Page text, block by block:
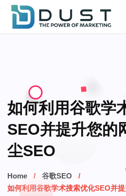
如何利用谷歌学
SEO并提升您的
尘SEO
Home
谷歌SEO
如何利用谷歌学术搜索优化SEO并